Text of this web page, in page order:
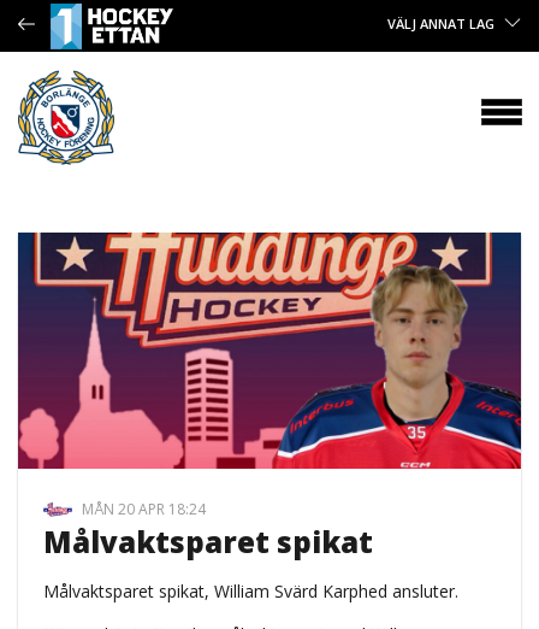
VÄLJ ANNAT LAG
MÅN 20 APR 18:24
Målvaktsparet spikat
Målvaktsparet spikat, William Svärd Karphed ansluter.